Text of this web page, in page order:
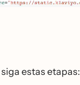
estas etapas: